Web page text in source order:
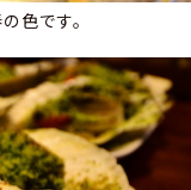
色です。